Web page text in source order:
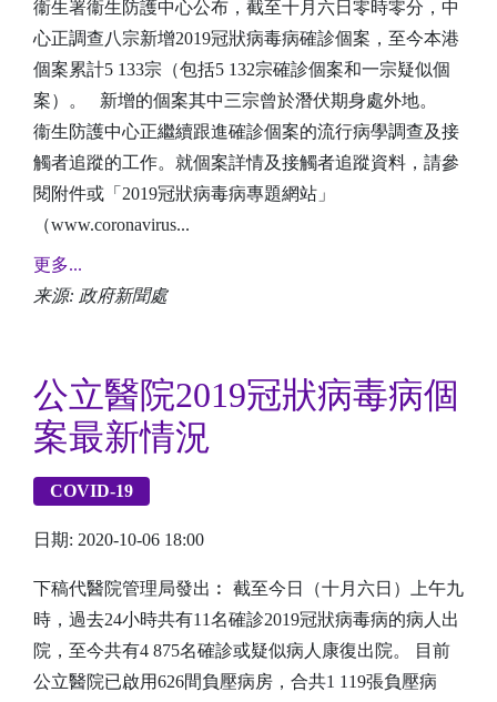
衞生署衞生防護中心公布，截至十月六日零時零分，中
心正調查八宗新增2019冠狀病毒病確診個案，至今本港
個案累計5 133宗（包括5 132宗確診個案和一宗疑似個
案）。 新增的個案其中三宗曾於潛伏期身處外地。
衞生防護中心正繼續跟進確診個案的流行病學調查及接
觸者追蹤的工作。就個案詳情及接觸者追蹤資料，請參
閱附件或「2019冠狀病毒病專題網站」
（www.coronavirus...
更多...
来源: 政府新聞處
公立醫院2019冠狀病毒病個
案最新情況
COVID-19
日期: 2020-10-06 18:00
下稿代醫院管理局發出︰ 截至今日（十月六日）上午九
時，過去24小時共有11名確診2019冠狀病毒病的病人出
院，至今共有4 875名確診或疑似病人康復出院。 目前
公立醫院已啟用626間負壓病房，合共1 119張負壓病